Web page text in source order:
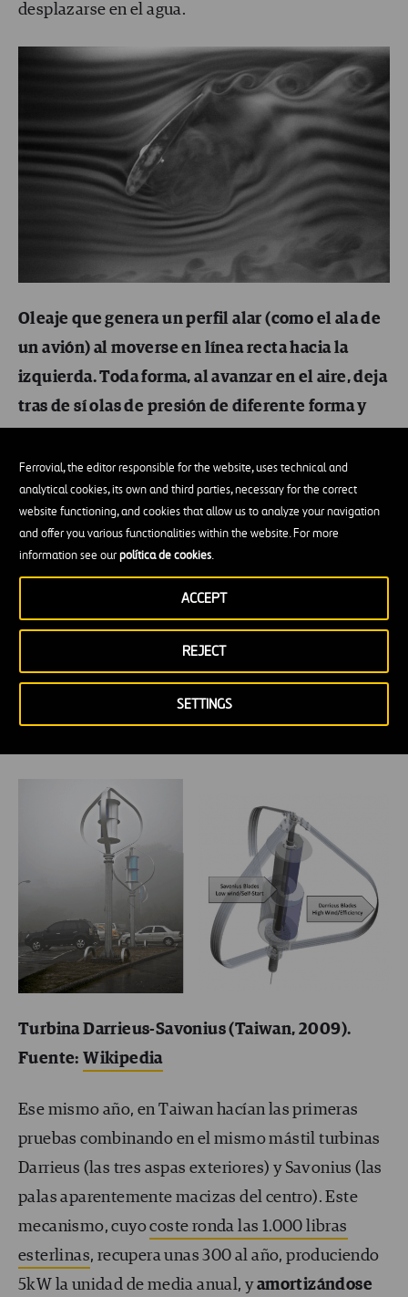
Ferrovial, the editor responsible for the website, uses technical and
analytical cookies, its own and third parties, necessary for the correct
website functioning, and cookies that allow us to analyze your navigation
and offer you various functionalities within the website. For more
information see ourpolítica de cookies.
SETTINGS
REJECT
ACCEPT
desplazarse en el agua.
Oleaje que genera un perfil alar (como el ala de
un avión) al moverse en línea recta hacia la
izquierda. Toda forma, al avanzar en el aire, deja
tras de sí olas de presión de diferente forma y
La Universidad Estatal de Pensilvaniarealizó en
2009 una aproximaciónsobre cómo debería ser el
diseño de las turbinas verticales junto a las
carreteras para capturar estaolaque dejan los
vehículos a su paso, y cuya energía estamos
perdiendo actualmente. Este invento, que simula
Turbina Darrieus-Savonius (Taiwan, 2009).
Fuente: Wikipedia
Ese mismo año, en Taiwan hacían las primeras
pruebas combinando en el mismo mástil turbinas
Darrieus (las tres aspas exteriores) y Savonius (las
palas aparentemente macizas del centro). Este
mecanismo, cuyocoste ronda las 1.000 libras
esterlinas, recupera unas 300 al año, produciendo
5kW la unidad de media anual, yamortizándose